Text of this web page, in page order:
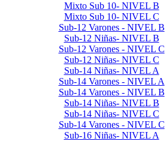
Mixto Sub 10- NIVEL B
Mixto Sub 10- NIVEL C
Sub-12 Varones - NIVEL B
Sub-12 Niñas- NIVEL B
Sub-12 Varones - NIVEL C
Sub-12 Niñas- NIVEL C
Sub-14 Niñas- NIVEL A
Sub-14 Varones - NIVEL A
Sub-14 Varones - NIVEL B
Sub-14 Niñas- NIVEL B
Sub-14 Niñas- NIVEL C
Sub-14 Varones - NIVEL C
Sub-16 Niñas- NIVEL A